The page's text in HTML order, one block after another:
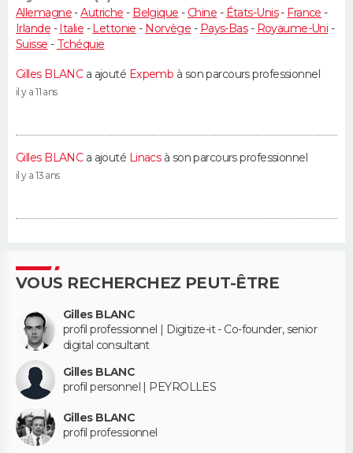
Allemagne-Autriche - Belgique - Chine - États-Unis- France -
Irlande - Italie - Lettonie - Norvège - Pays-Bas- Royaume-Uni -
Suisse - Tchéquie
Gilles BLANCa ajouté Expemb à son parcours professionnel
il y a 11 ans
Gilles BLANCa ajouté Linacsà son parcours professionnel
il y a 13 ans
VOUS RECHERCHEZ PEUT-ÊTRE
Gilles BLANC
profil professionnel | Digitize-it - Co-founder, senior
digital consultant
Gilles BLANC
profil personnel | PEYROLLES
Gilles BLANC
profil professionnel